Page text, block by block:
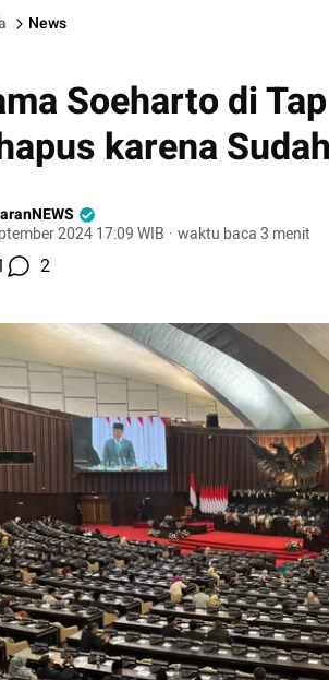
News
Soeharto di
karena
2024 17:09 WIB · waktu baca 3 menit
2